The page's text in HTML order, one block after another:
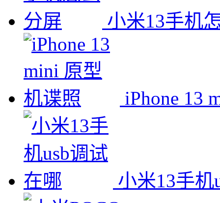
小米13手机
iPhone 13
小米13手机